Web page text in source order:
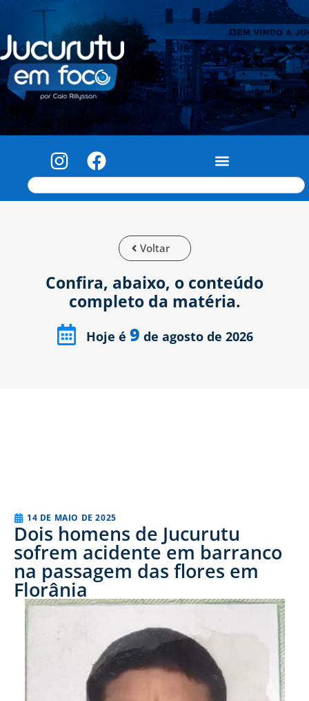
Voltar
Confira, abaixo, o conteúdo
completo da matéria.
Hoje é 9 de agosto de 2026
14 DE MAIO DE 2025
Dois homens de Jucurutu
sofrem acidente em barranco
na passagem das flores em
Florânia